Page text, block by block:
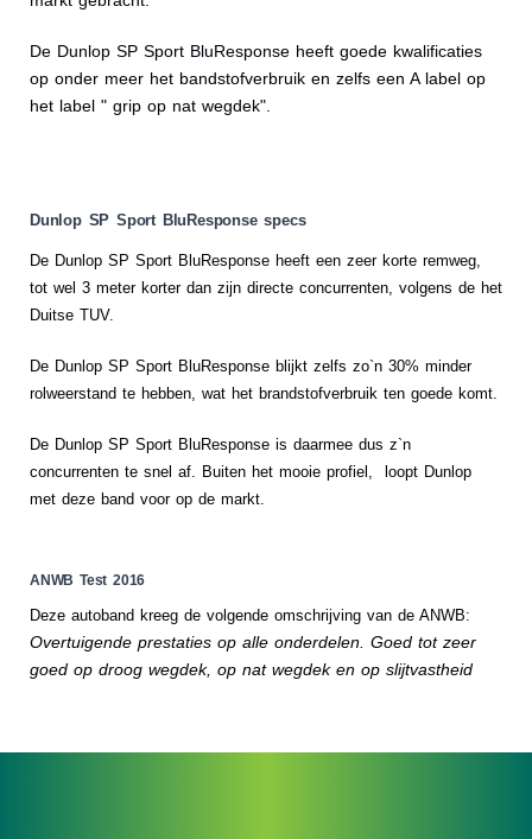
De Dunlop SP Sport BluResponse heeft goede kwalificaties
op onder meer het bandstofverbruik en zelfs een A label op
het label " grip op nat wegdek".
Dunlop SP Sport BluResponse specs
De Dunlop SP Sport BluResponse heeft een zeer korte remweg,
tot wel 3 meter korter dan zijn directe concurrenten, volgens de het
Duitse TUV.
De Dunlop SP Sport BluResponse blijkt zelfs zo`n 30% minder
rolweerstand te hebben, wat het brandstofverbruik ten goede komt.
De Dunlop SP Sport BluResponse is daarmee dus z`n
concurrenten te snel af. Buiten het mooie profiel, loopt Dunlop
met deze band voor op de markt.
ANWB Test 2016
Deze autoband kreeg de volgende omschrijving van de ANWB:
Overtuigende prestaties op alle onderdelen. Goed tot zeer
goed op droog wegdek, op nat wegdek en op slijtvastheid